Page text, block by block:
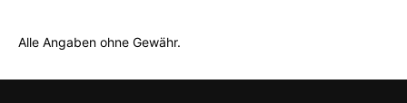
Alle Angaben ohne Gewähr.